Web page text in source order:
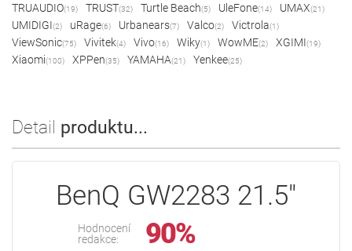
TRUAUDIO(19) TRUST(32) Turtle Beach(5) UleFone(14) UMAX(21)
UMIDIGI(2) uRage(6) Urbanears(7) Valco(2) Victrola(1)
ViewSonic(75) Vivitek(4) Vivo(16) Wiky(1) WowME(2) XGIMI(19)
Xiaomi(100) XPPen(35) YAMAHA(21) Yenkee(25)
Detail produktu...
BenQ GW2283 21.5"
Hodnocení
redakce:
90%